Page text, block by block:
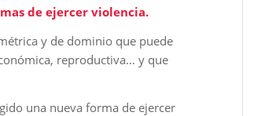
de ejercer violencia.
y de dominio que puede
reproductiva… y que
una nueva forma de ejercer